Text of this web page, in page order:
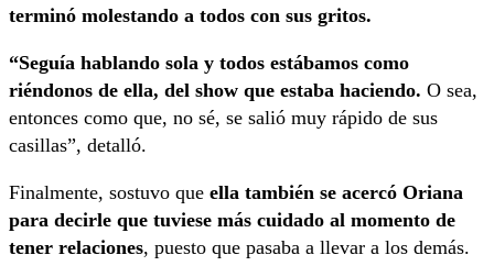
terminó molestando a todos con sus gritos.
“Seguía hablando sola y todos estábamos como
riéndonos de ella, del show que estaba haciendo. O sea,
entonces como que, no sé, se salió muy rápido de sus
casillas”, detalló.
Finalmente, sostuvo que ella también se acercó Oriana
para decirle que tuviese más cuidado al momento de
tener relaciones, puesto que pasaba a llevar a los demás.